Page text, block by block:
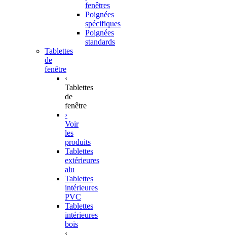
fenêtres
Poignées
spécifiques
Poignées
standards
Tablettes
de
fenêtre
‹
Tablettes
de
fenêtre
›
Voir
les
produits
Tablettes
extérieures
alu
Tablettes
intérieures
PVC
Tablettes
intérieures
bois
‹